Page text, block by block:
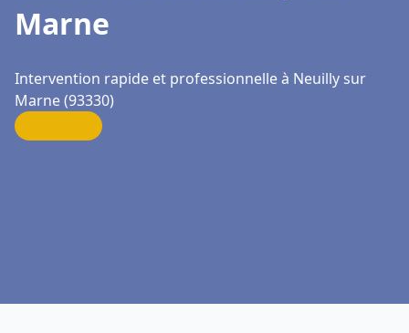
Marne
Intervention rapide et professionnelle à Neuilly sur
Marne (93330)